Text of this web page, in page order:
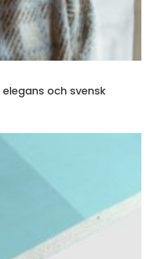
och svensk